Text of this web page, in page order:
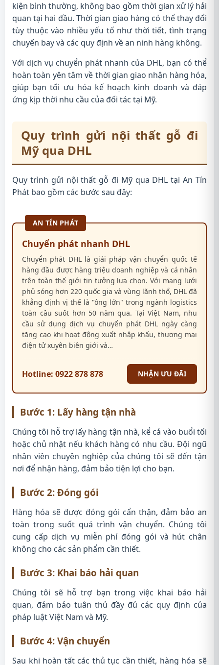
kiện bình thường, không bao gồm thời gian xử lý hải
quan tại hai đầu. Thời gian giao hàng có thể thay đổi
tùy thuộc vào nhiều yếu tố như thời tiết, tình trạng
chuyến bay và các quy định về an ninh hàng không.
Với dịch vụ chuyển phát nhanh của DHL, bạn có thể
hoàn toàn yên tâm về thời gian giao nhận hàng hóa,
giúp bạn tối ưu hóa kế hoạch kinh doanh và đáp
ứng kịp thời nhu cầu của đối tác tại Mỹ.
Quy trình gửi nội thất gỗ đi
Mỹ qua DHL
Quy trình gửi nội thất gỗ đi Mỹ qua DHL tại An Tín
Phát bao gồm các bước sau đây:
AN TÍN PHÁT
Chuyển phát nhanh DHL
Chuyển phát DHL là giải pháp vận chuyển quốc tế
hàng đầu được hàng triệu doanh nghiệp và cá nhân
trên toàn thế giới tin tưởng lựa chọn. Với mạng lưới
phủ sóng hơn 220 quốc gia và vùng lãnh thổ, DHL đã
khẳng định vị thế là "ông lớn" trong ngành logistics
toàn cầu suốt hơn 50 năm qua. Tại Việt Nam, nhu
cầu sử dụng dịch vụ chuyển phát DHL ngày càng
tăng cao khi hoạt động xuất nhập khẩu, thương mại
điện tử xuyên biên giới và…
Hotline: 0922 878 878 NHẬN ƯU ĐÃI
Bước 1: Lấy hàng tận nhà
Chúng tôi hỗ trợ lấy hàng tận nhà, kể cả vào buổi tối
hoặc chủ nhật nếu khách hàng có nhu cầu. Đội ngũ
nhân viên chuyên nghiệp của chúng tôi sẽ đến tận
nơi để nhận hàng, đảm bảo tiện lợi cho bạn.
Bước 2: Đóng gói
Hàng hóa sẽ được đóng gói cẩn thận, đảm bảo an
toàn trong suốt quá trình vận chuyển. Chúng tôi
cung cấp dịch vụ miễn phí đóng gói và hút chân
không cho các sản phẩm cần thiết.
Bước 3: Khai báo hải quan
Chúng tôi sẽ hỗ trợ bạn trong việc khai báo hải
quan, đảm bảo tuân thủ đầy đủ các quy định của
pháp luật Việt Nam và Mỹ.
Bước 4: Vận chuyển
Sau khi hoàn tất các thủ tục cần thiết, hàng hóa sẽ